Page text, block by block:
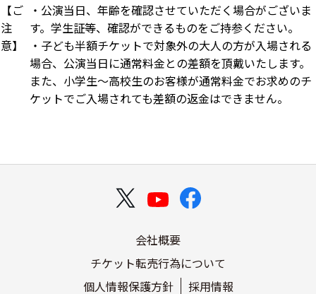
【ご
注
意】
・公演当日、年齢を確認させていただく場合がございま
す。学生証等、確認ができるものをご持参ください。
・子ども半額チケットで対象外の大人の方が入場される
場合、公演当日に通常料金との差額を頂戴いたします。
また、小学生～高校生のお客様が通常料金でお求めのチ
ケットでご入場されても差額の返金はできません。
会社概要
チケット転売行為について
個人情報保護方針
採用情報